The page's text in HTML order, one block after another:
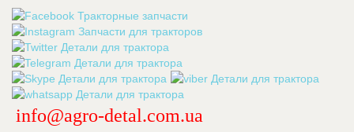
info@agro-detal.com.ua